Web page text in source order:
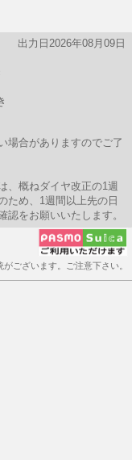
出力日2026年08月09日
合がありますのでご了
、概ねダイヤ改正の1週
ため、1週間以上先の日
をお願いいたします。
ございます。ご注意下さい。